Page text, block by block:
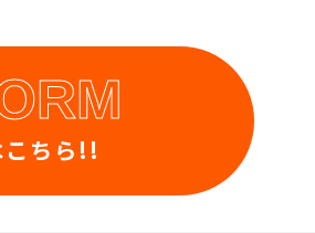
こちら!!